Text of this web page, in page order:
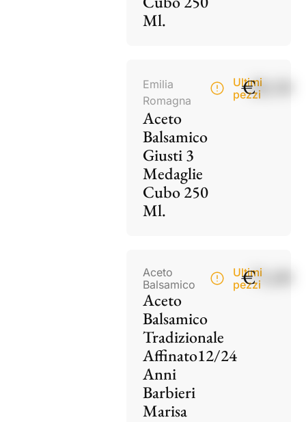
Ml.
Emilia
Romagna
Aceto
Balsamico
Giusti 3
Medaglie
Cubo 250
Ml.
Ultimi
pezzi
€28,50
Aceto
Balsamico
Aceto
Balsamico
Tradizionale
Affinato12/24
Anni
Barbieri
Marisa
Ultimi
pezzi
€75,00